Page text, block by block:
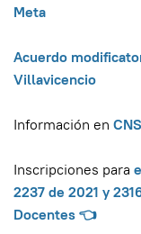
Meta
Acuerdo
Villavicencio
Información en
Inscripciones para
2237 de 2021 y
Docentes 👈